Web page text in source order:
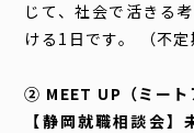
じて、社会で活きる
ける1日です。 （不定
② MEET UP（ミート
【静岡就職相談会】